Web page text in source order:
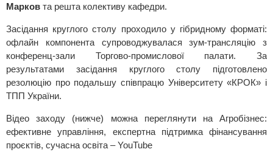
Марков та решта колективу кафедри.
Засідання круглого столу проходило у гібридному форматі:
офлайн компонента супроводжувалася зум-трансляцію з
конференц-зали Торгово-промислової палати. За
результатами засідання круглого столу підготовлено
резолюцію про подальшу співпрацю Університету «КРОК» і
ТПП України.
Відео заходу (нижче) можна переглянути на Агробізнес:
ефективне управління, експертна підтримка фінансування
проєктів, сучасна освіта – YouTube